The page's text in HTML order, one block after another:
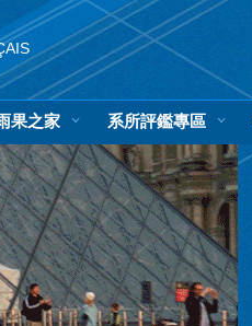
果之家 系所評鑑專區